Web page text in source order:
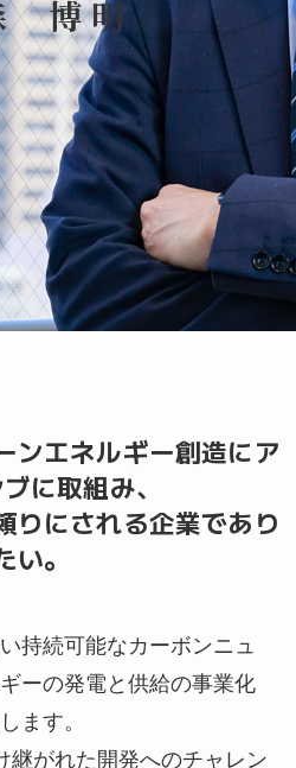
博 明
ンエネルギー創造にア
に取組み、
りにされる企業であり
い。
持続可能なカーボンニュ
ーの発電と供給の事業化
ます。
継がれた開発へのチャレン